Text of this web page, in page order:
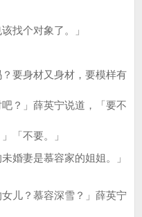
找个对象了。」
要身材又身材，要模样有
？」薛英宁说道，「要不
「不要。」
妻是慕容家的姐姐。」
儿？慕容深雪？」薛英宁